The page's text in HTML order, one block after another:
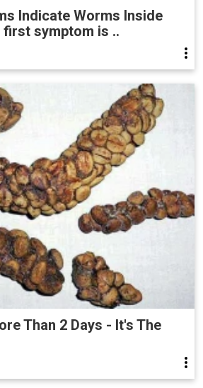
Indicate Worms Inside
first symptom is ..
Than 2 Days - It's The